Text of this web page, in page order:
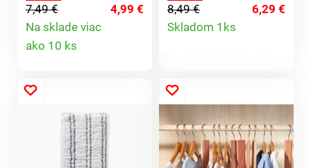
pripálené miesta
ľahko odstránite a
zostane len svieža
7,49 €
4,99 €
Na sklade viac
ako 10 ks
8,49 €
6,29 €
Skladom 1ks
Detail